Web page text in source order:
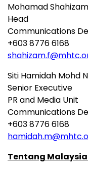
Mohamad
Head
Communications
+603 8776 6168
Siti Hamidah Mohd
Senior Executive
PR and Media Unit
Communications
+603 8776 6168
Tentang